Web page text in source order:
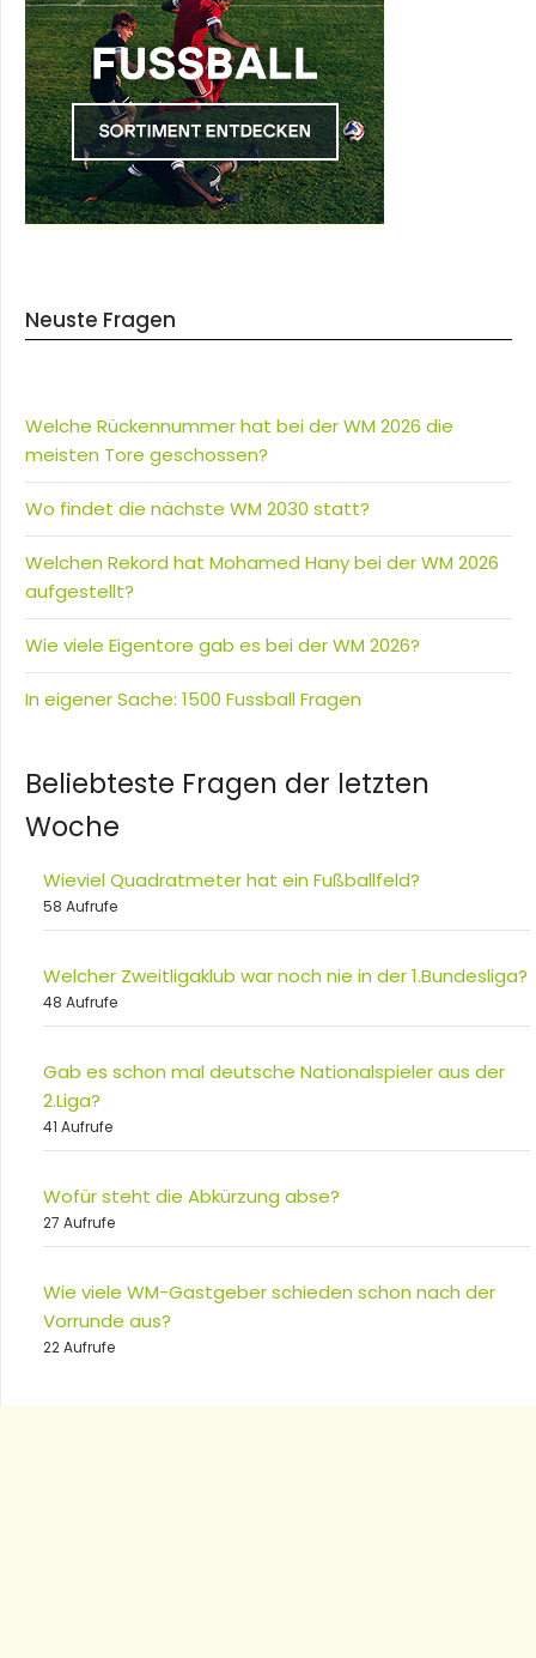
Neuste Fragen
Welche Rückennummer hat bei der WM 2026 die
meisten Tore geschossen?
Wo findet die nächste WM 2030 statt?
Welchen Rekord hat Mohamed Hany bei der WM 2026
aufgestellt?
Wie viele Eigentore gab es bei der WM 2026?
In eigener Sache: 1500 Fussball Fragen
Beliebteste Fragen der letzten
Woche
Wieviel Quadratmeter hat ein Fußballfeld?
58 Aufrufe
Welcher Zweitligaklub war noch nie in der 1.Bundesliga?
48 Aufrufe
Gab es schon mal deutsche Nationalspieler aus der
2.Liga?
41 Aufrufe
Wofür steht die Abkürzung abse?
27 Aufrufe
Wie viele WM-Gastgeber schieden schon nach der
Vorrunde aus?
22 Aufrufe